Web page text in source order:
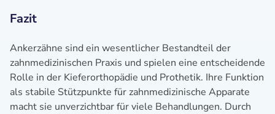
Fazit
Ankerzähne sind ein wesentlicher Bestandteil der
zahnmedizinischen Praxis und spielen eine entscheidende
Rolle in der Kieferorthopädie und Prothetik. Ihre Funktion
als stabile Stützpunkte für zahnmedizinische Apparate
macht sie unverzichtbar für viele Behandlungen. Durch